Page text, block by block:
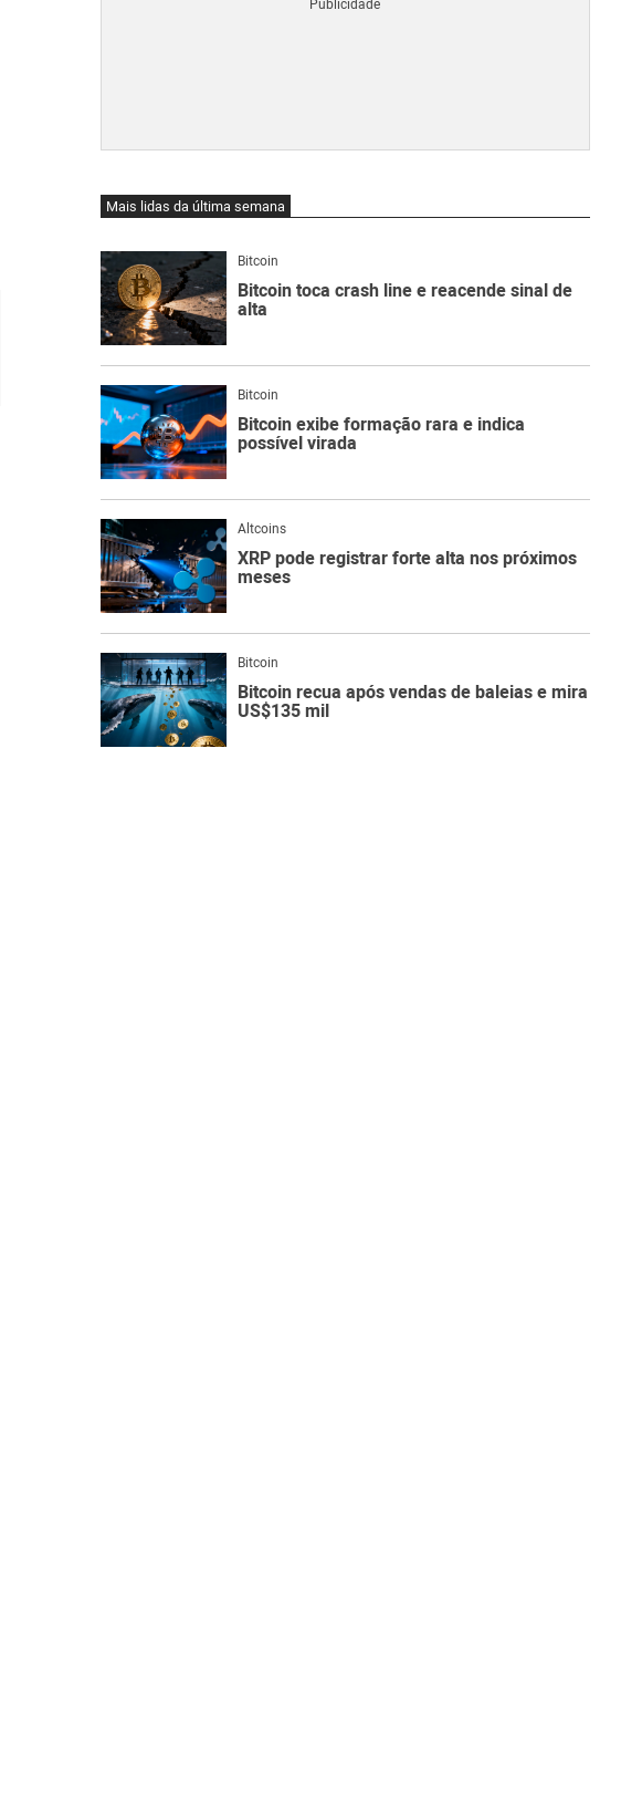
Mais lidas da última semana
Bitcoin
Bitcoin toca crash line e reacende sinal de
alta
Bitcoin
Bitcoin exibe formação rara e indica
possível virada
Altcoins
XRP pode registrar forte alta nos próximos
meses
Bitcoin
Bitcoin recua após vendas de baleias e mira
US$135 mil